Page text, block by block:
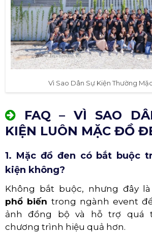
Vì Sao Dân Sự Kiện Thường
FAQ – VÌ SAO
KIỆN LUÔN MẶC ĐỒ
1. Mặc đồ đen có bắt buộc
kiện không?
Không bắt buộc, nhưng đây là
phổ biến trong ngành event
ảnh đồng bộ và hỗ trợ quá
chương trình hiệu quả hơn.